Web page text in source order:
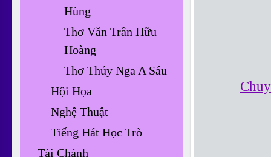
Hùng
Thơ Văn Trần Hữu
Hoàng
Thơ Thúy Nga A Sáu
Hội Họa
Nghệ Thuật
Tiếng Hát Học Trò
Tài Chánh